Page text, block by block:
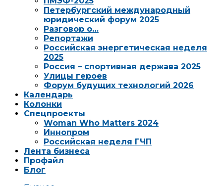
Петербургский международный
юридический форум 2025
Разговор о…
Репортажи
Российская энергетическая неделя
2025
Россия – спортивная держава 2025
Улицы героев
Форум будущих технологий 2026
Календарь
Колонки
Спецпроекты
Woman Who Matters 2024
Иннопром
Российская неделя ГЧП
Лента бизнеса
Профайл
Блог